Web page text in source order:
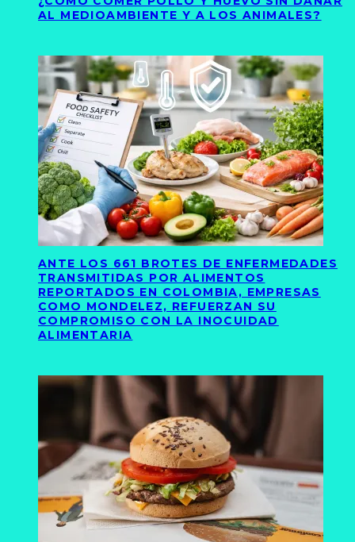
AL MEDIOAMBIENTE Y A LOS ANIMALES?
ANTE LOS 661 BROTES DE ENFERMEDADES
TRANSMITIDAS POR ALIMENTOS
REPORTADOS EN COLOMBIA, EMPRESAS
COMO MONDELEZ, REFUERZAN SU
COMPROMISO CON LA INOCUIDAD
ALIMENTARIA